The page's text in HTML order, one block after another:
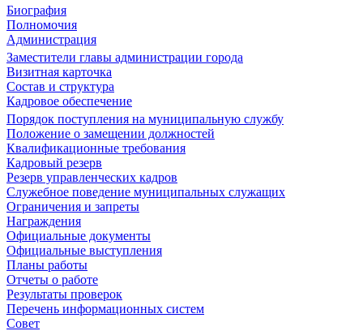
Биография
Полномочия
Администрация
Заместители главы администрации города
Визитная карточка
Состав и структура
Кадровое обеспечение
Порядок поступления на муниципальную службу
Положение о замещении должностей
Квалификационные требования
Кадровый резерв
Резерв управленческих кадров
Служебное поведение муниципальных служащих
Ограничения и запреты
Награждения
Официальные документы
Официальные выступления
Планы работы
Отчеты о работе
Результаты проверок
Перечень информационных систем
Совет